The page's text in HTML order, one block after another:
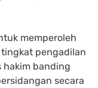
memperoleh
pengadilan
hakim banding
secara